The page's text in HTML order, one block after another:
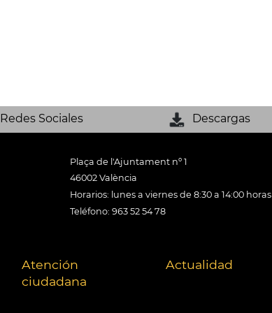
Redes Sociales Descargas
Plaça de l'Ajuntament nº 1
46002 València
Horarios: lunes a viernes de 8:30 a 14:00 horas
Teléfono: 963 52 54 78
Atención
ciudadana
Actualidad